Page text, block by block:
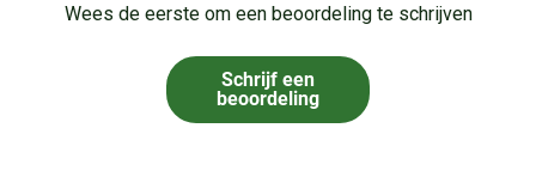
Wees de eerste om een beoordeling te schrijven
Schrijf een
beoordeling